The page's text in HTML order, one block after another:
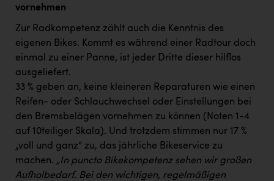
vornehmen
Zur Radkompetenz zählt auch die Kenntnis des
eigenen Bikes. Kommt es während einer Radtour doch
einmal zu einer Panne, ist jeder Dritte dieser hilflos
ausgeliefert.
33 % geben an, keine kleineren Reparaturen wie einen
Reifen- oder Schlauchwechsel oder Einstellungen bei
den Bremsbelägen vornehmen zu können (Noten 1-4
auf 10teiliger Skala). Und trotzdem stimmen nur 17 %
„voll und ganz“ zu, das jährliche Bikeservice zu
machen. „In puncto Bikekompetenz sehen wir großen
Aufholbedarf. Bei den wichtigen, regelmäßigen